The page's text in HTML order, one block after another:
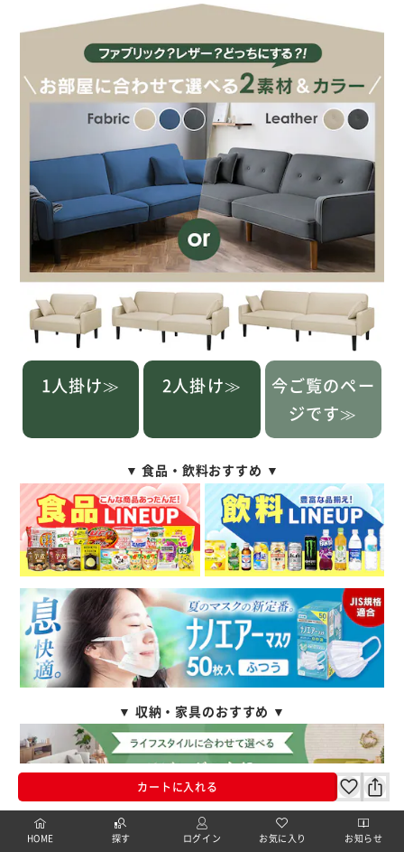
カートに入れる
1人掛け≫ 2人掛け≫
今ご覧のペー
ジです≫
▼ 食品・飲料おすすめ ▼
▼ 収納・家具のおすすめ ▼
HOME 探す ログイン お気に入り お知らせ